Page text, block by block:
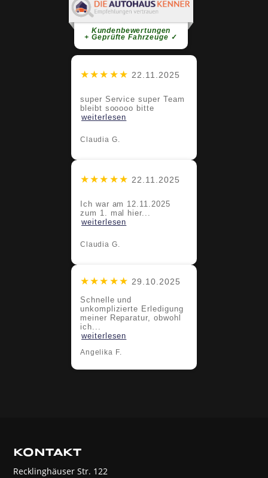
Kundenbewertungen
+ Geprüfte Fahrzeuge ✓
Claudia G.
super Service super Team bleibt
★★★★★ 22.11.2025
super Service super Team
bleibt sooooo bitte
weiterlesen
Claudia G.
★★★★★ 22.11.2025
Ich war am 12.11.2025
zum 1. mal hier...
weiterlesen
Claudia G.
★★★★★ 29.10.2025
Schnelle und
unkomplizierte Erledigung
meiner Reparatur, obwohl
ich...
weiterlesen
Angelika F.
KONTAKT
Recklinghäuser Str. 122